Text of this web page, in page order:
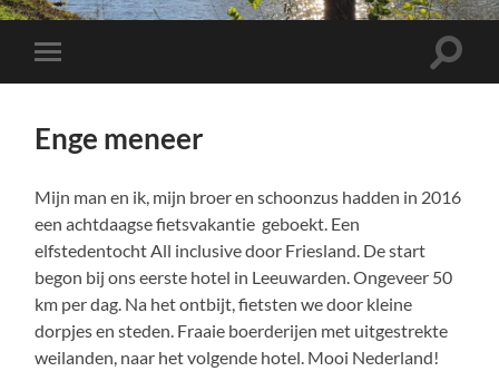
Toggle
mobiel
Toggle
Enge meneer
Mijn man en ik, mijn broer en schoonzus hadden in 2016
een achtdaagse fietsvakantie geboekt. Een
elfstedentocht All inclusive door Friesland. De start
begon bij ons eerste hotel in Leeuwarden. Ongeveer 50
km per dag. Na het ontbijt, fietsten we door kleine
dorpjes en steden. Fraaie boerderijen met uitgestrekte
weilanden, naar het volgende hotel. Mooi Nederland!